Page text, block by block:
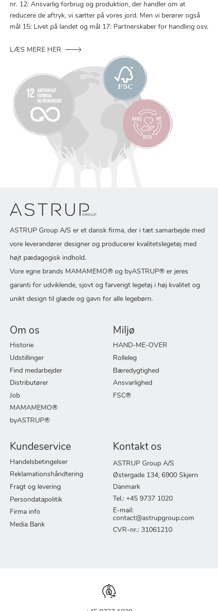
nr. 12: Ansvarlig forbrug og produktion, der handler om at
reducere de aftryk, vi sætter på vores jord. Men vi berører også
mål 15: Livet på landet og mål 17: Partnerskaber for handling osv.
LÆS MERE HER
ASTRUP Group A/S er et dansk firma, der i tæt samarbejde med
vore leverandører designer og producerer kvalitetslegetøj med
højt pædagogisk indhold.
Vore egne brands MAMAMEMO® og byASTRUP® er jeres
garanti for udviklende, sjovt og farverigt legetøj i høj kvalitet og
unikt design til glæde og gavn for alle legebørn.
Om os
Historie
Udstillinger
Find medarbejder
Distributører
Job
MAMAMEMO®
byASTRUP®
Miljø
HAND-ME-OVER
Rolleleg
Bæredygtighed
Ansvarlighed
FSC®
Kundeservice
Handelsbetingelser
Reklamationshåndtering
Fragt og levering
Persondatapolitik
Firma info
Media Bank
Kontakt os
ASTRUP Group A/S
Østergade 134, 6900 Skjern
Danmark
Tel.: +45 9737 1020
E-mail:
contact@astrupgroup.com
CVR-nr.: 31061210